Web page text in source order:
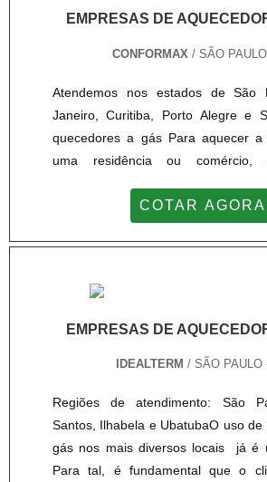
EMPRESAS DE
CONFORMAX / SÃO
Atendemos nos estados de São
Janeiro, Curitiba, Porto Alegre e
quecedores a gás Para aquecer
uma residência ou comércio,
aquecedores a gás oferecem
aquecedores de água vêm em
Aquecedor de água por
COTAR AGORA
EMPRESAS DE
IDEALTERM / SÃO PAULO
Regiões de atendimento: São
Santos, Ilhabela e UbatubaO uso de
gás nos mais diversos locais já é
Para tal, é fundamental que o